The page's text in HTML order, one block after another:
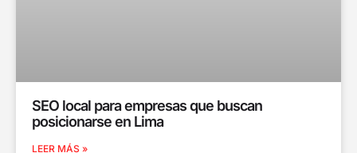
SEO local para empresas que buscan
posicionarse en Lima
LEER MÁS »